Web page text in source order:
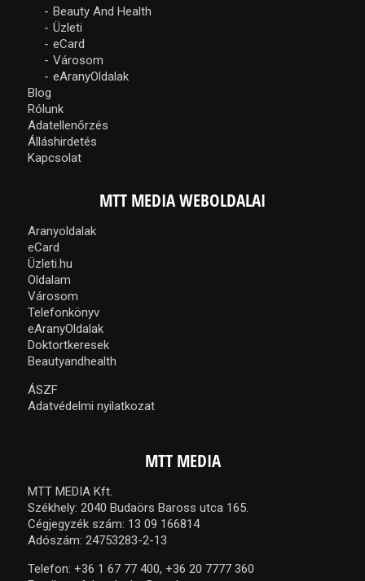
Beauty And Health
Üzleti
eCard
Városom
eAranyOldalak
Blog
Rólunk
Adatellenőrzés
Álláshirdetés
Kapcsolat
MTT MEDIA WEBOLDALAI
Aranyoldalak
eCard
Üzleti.hu
Oldalam
Városom
Telefonkönyv
eAranyOldalak
Doktortkeresek
Beautyandhealth
ÁSZF
Adatvédelmi nyilatkozat
MTT MEDIA
MTT MEDIA Kft.
Székhely: 2040 Budaörs Baross utca 165.
Cégjegyzék szám: 13 09 166814
Adószám: 24753283-2-13
Telefon: +36 1 67 77 400, +36 20 7777 360